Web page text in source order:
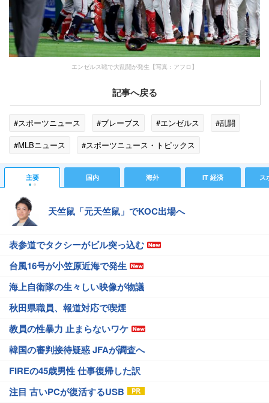
エンゼルス戦で大乱闘が発生【写真：アフロ】
記事へ戻る
#スポーツニュース #ブレーブス #エンゼルス
#乱闘
#MLBニュース
#スポーツニュース・トピックス
主要 国内 海外 IT 経済 ス
天竺鼠「元天竺鼠」でKOC出場へ
表参道でタクシーがビル突っ込む
台風16号が小笠原近海で発生
海上自衛隊の生々しい映像が物議
秋田県職員、報道対応で喫煙
教員の性暴力 止まらないワケ
韓国の審判接待疑惑 JFAが調査へ
FIREの45歳男性 仕事復帰した訳
注目 古いPCが復活するUSB